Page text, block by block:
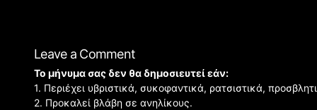
Leave a Comment
Το μήνυμα σας δεν θα δημοσιευτεί εάν:
1. Περιέχει υβριστικά, συκοφαντικά, ρατσιστικά,
2. Προκαλεί βλάβη σε ανηλίκους.